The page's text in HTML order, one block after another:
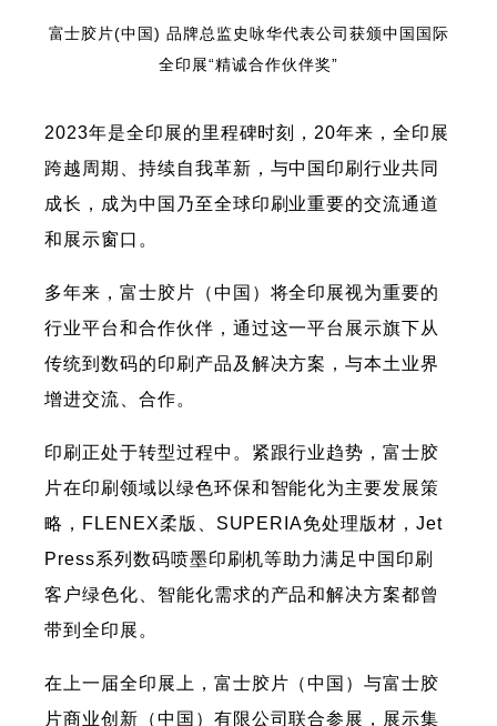
富士胶片(中国) 品牌总监史咏华代表公司获颁中国国际
全印展“精诚合作伙伴奖”
2023年是全印展的里程碑时刻，20年来，全印展
跨越周期、持续自我革新，与中国印刷行业共同
成长，成为中国乃至全球印刷业重要的交流通道
和展示窗口。
多年来，富士胶片（中国）将全印展视为重要的
行业平台和合作伙伴，通过这一平台展示旗下从
传统到数码的印刷产品及解决方案，与本土业界
增进交流、合作。
印刷正处于转型过程中。紧跟行业趋势，富士胶
片在印刷领域以绿色环保和智能化为主要发展策
略，FLENEX柔版、SUPERIA免处理版材，Jet
Press系列数码喷墨印刷机等助力满足中国印刷
客户绿色化、智能化需求的产品和解决方案都曾
带到全印展。
在上一届全印展上，富士胶片（中国）与富士胶
片商业创新（中国）有限公司联合参展，展示集